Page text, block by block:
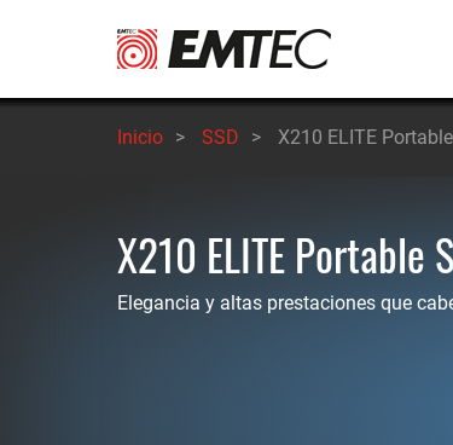
principal
Inicio > SSD > X210 ELITE
X210 ELITE Portable
Elegancia y altas prestaciones que